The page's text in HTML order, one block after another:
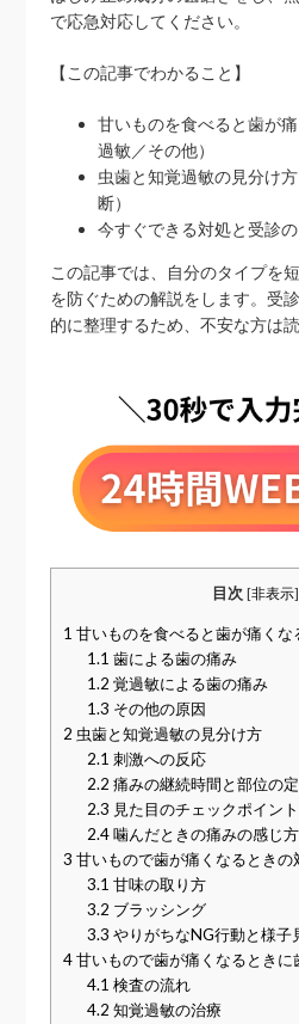
で応急対応してください。
【この記事でわかること】
甘いものを食べると歯が
過敏／その他）
虫歯と知覚過敏の見分け
断）
今すぐできる対処と受診
この記事では、自分のタイプを
を防ぐための解説をします。受
的に整理するため、不安な方は
目次 [非表示]
1 甘いものを食べると歯が痛くな
1.1 歯による歯の痛み
1.2 覚過敏による歯の痛み
1.3 その他の原因
2 虫歯と知覚過敏の見分け方
2.1 刺激への反応
2.2 痛みの継続時間と部位の
2.3 見た目のチェックポイント
2.4噛んだときの痛みの感じ方
3 甘いもので歯が痛くなるときの
3.1 甘味の取り方
3.2 ブラッシング
3.3 やりがちなNG行動と様子
4甘いもので歯が痛くなるとき
4.1 検査の流れ
4.2 知覚過敏の治療